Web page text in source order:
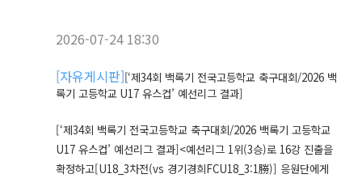
2026-07-24 18:30
[자유게시판][‘제34회 백록기 전국고등학교 축구대회/2026 백
록기 고등학교 U17 유스컵’ 예선리그 결과]
[‘제34회 백록기 전국고등학교 축구대회/2026 백록기 고등학교
U17 유스컵’ 예선리그 결과] <예선리그 1위(3승)로 16강 진출을
확정하고[U18_3차전(vs 경기경희FCU18_3:1勝)] 응원단에게